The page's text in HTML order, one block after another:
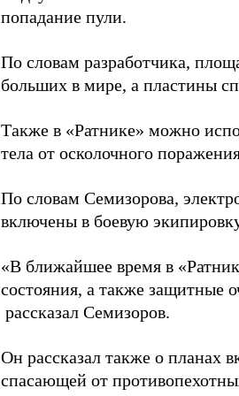
попадание пули.
По словам разработчика,
больших в мире, а пластины
Также в «Ратнике» можно
тела от осколочного
По словам Семизорова,
включены в боевую
«В ближайшее время в
состояния, а также защитные
рассказал Семизоров.
Он рассказал также о планах
спасающей от